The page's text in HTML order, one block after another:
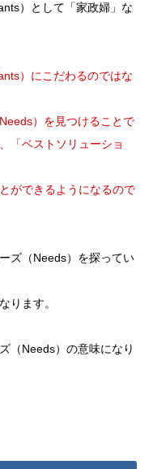
）として「家政婦」な
）にこだわるのではな
）を見つけることで
「ベストソリューショ
ができるようになるので
ズ（Needs）を探ってい
ります。
（Needs）の意味になり